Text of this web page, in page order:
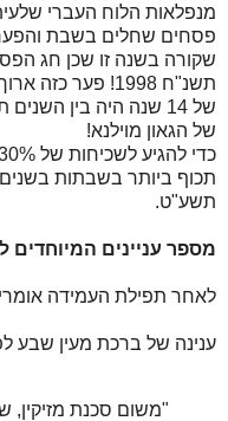
מנפלאות הלוח העברי
שקורה בשנה זו שכן חג
תשנ"ח 1998! פער
של הגאון מוילנא!
תכוף ביותר בשבתות
תשע"ט.
מספר עניינים
לאחר תפילת העמידה
ענינה של ברכת מעין שבע
"משום סכנת מזיקין,